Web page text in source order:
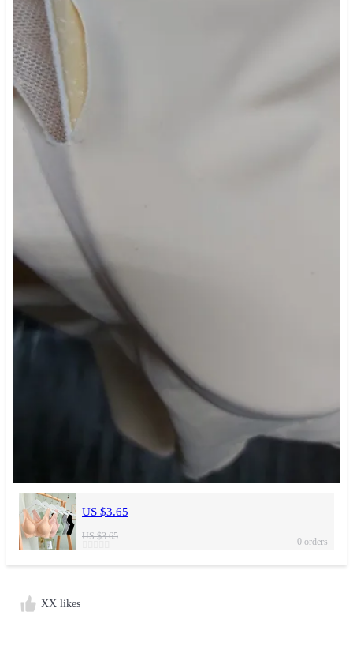
US $3.65
US $3.65 0 orders
XX likes